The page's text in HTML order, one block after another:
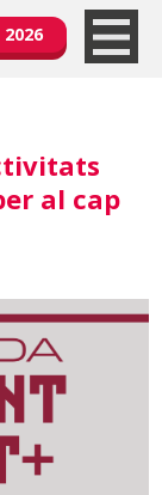
2026
al cap